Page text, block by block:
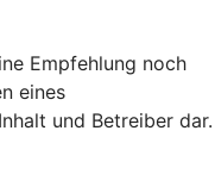
Empfehlung noch
eines
und Betreiber dar.